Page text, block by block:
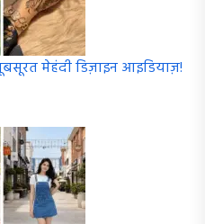
मेहंदी डिज़ाइन आइडियाज़!